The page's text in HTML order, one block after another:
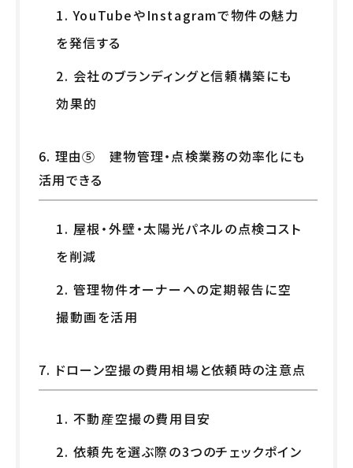
1. YouTubeやInstagramで物件の魅力
を発信する
2. 会社のブランディングと信頼構築にも
効果的
6. 理由⑤ 建物管理・点検業務の効率化にも
活用できる
1. 屋根・外壁・太陽光パネルの点検コスト
を削減
2. 管理物件オーナーへの定期報告に空
撮動画を活用
7. ドローン空撮の費用相場と依頼時の注意点
1. 不動産空撮の費用目安
2. 依頼先を選ぶ際の3つのチェックポイン